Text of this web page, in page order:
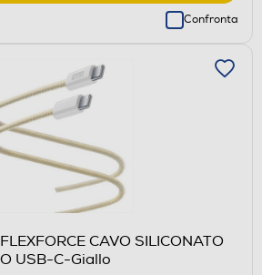
Confronta
CAVO SILICONATO
USB-C-Giallo